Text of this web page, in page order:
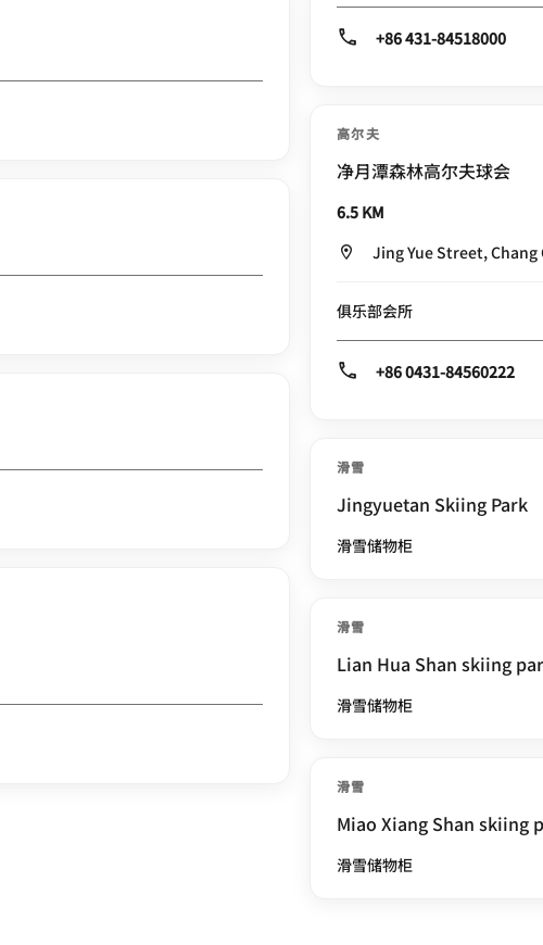
+86 431-84518000
高尔夫
净月潭森林高尔夫球会
6.5 KM
Jing Yue Street,
俱乐部会所
+86 0431-84560222
滑雪
Jingyuetan Skiing Park
滑雪储物柜
滑雪
Lian Hua Shan skiing
滑雪储物柜
滑雪
Miao Xiang Shan skiing
滑雪储物柜